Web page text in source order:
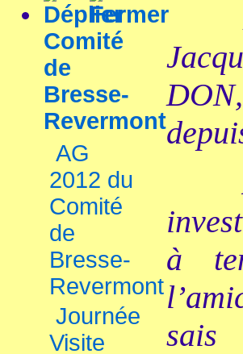
Comité
de
Bresse-
Revermont
AG
2012 du
Comité
de
Bresse-
Revermont
Journée
Visite
à